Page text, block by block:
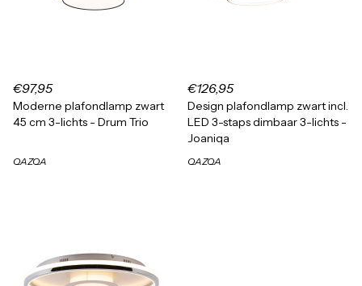
€97,95
Moderne plafondlamp zwart
45 cm 3-lichts - Drum Trio
QAZQA
€126,95
Design plafondlamp zwart incl.
LED 3-staps dimbaar 3-lichts -
Joaniqa
QAZQA